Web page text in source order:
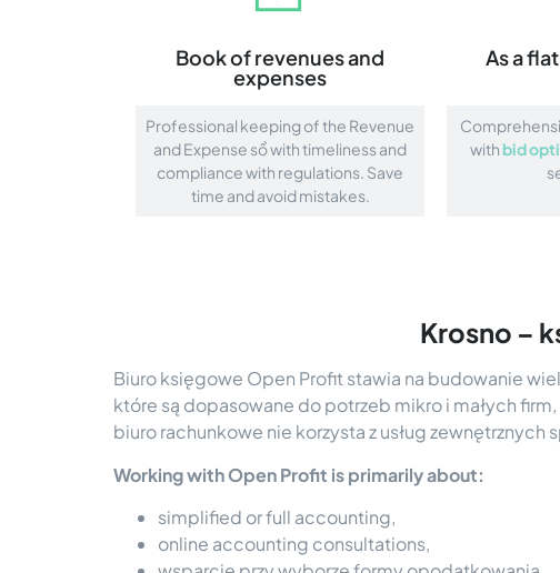
Book of revenues and
expenses
Professional keeping of the Revenue
and Expense sổ with timeliness and
compliance with regulations. Save
time and avoid mistakes.
As a
with bid
Krosno –
Biuro księgowe Open Profit stawia na budowanie
które są dopasowane do potrzeb mikro i małych firm,
biuro rachunkowe nie korzysta z usług
Working with Open Profit is primarily about:
simplified or full accounting,
online accounting consultations,